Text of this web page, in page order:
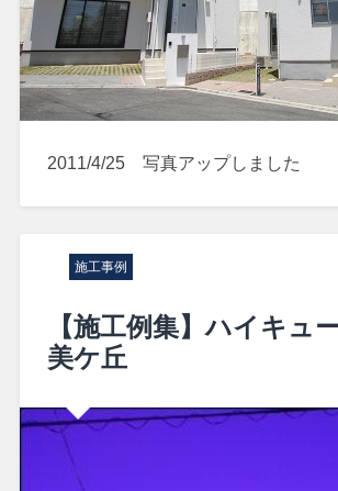
2011/4/25 写真アップしました
施工事例
【施工例集】ハイキュ
美ケ丘